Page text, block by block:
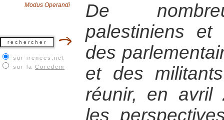
Modus Operandi
sur irenees.net
sur la Coredem
De
palestiniens et
des
et des
réunir, en avril
les